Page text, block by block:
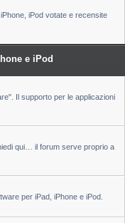
iPod votate e recensite
e iPod
Il supporto per le applicazioni
qui… il forum serve proprio a
per iPad, iPhone e iPod.